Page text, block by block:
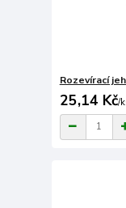
Rozevírací
25,14 Kč/